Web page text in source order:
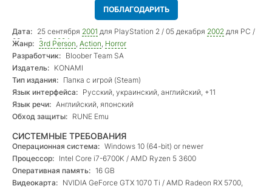
ПОБЛАГОДАРИТЬ
Дата: 25 сентября 2001 для PlayStation 2 / 05 декабря 2002 для PC /
08 октября 2024переиздание
Жанр: 3rd Person, Action, Horror
Разработчик: Bloober Team SA
Издатель: KONAMI
Тип издания: Папка с игрой (Steam)
Язык интерфейса: Русский, украинский, английский, +11
Язык речи: Английский, японский
Обход защиты: RUNE Emu
СИСТЕМНЫЕ ТРЕБОВАНИЯ
Операционная система: Windows 10 (64-bit) or newer
Процессор: Intel Core i7-6700K / AMD Ryzen 5 3600
Оперативная память: 16 GB
Видеокарта: NVIDIA GeForce GTX 1070 Ti / AMD Radeon RX 5700,